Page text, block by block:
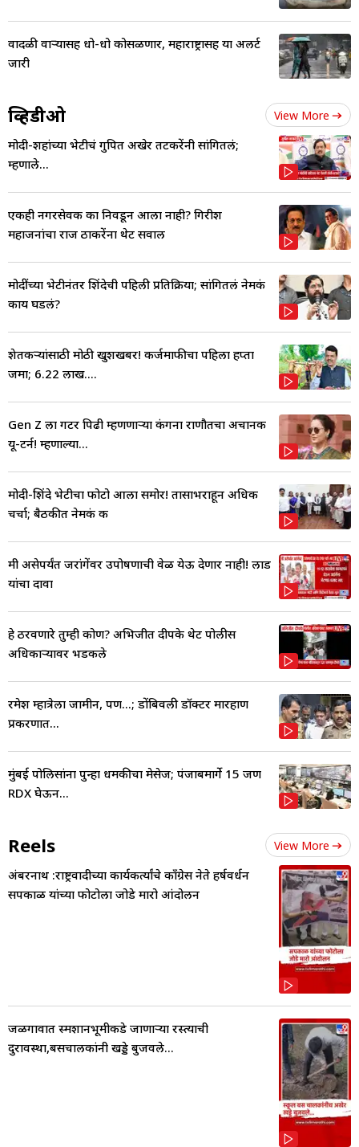
वादळी वाऱ्यासह धो-धो कोसळणार, महाराष्ट्रासह या अलर्ट
जारी
व्हिडीओ View More
मोदी-शहांच्या भेटीचं गुपित अखेर तटकरेंनी सांगितलं;
म्हणाले...
एकही नगरसेवक का निवडून आला नाही? गिरीश
महाजनांचा राज ठाकरेंना थेट सवाल
मोदींच्या भेटीनंतर शिंदेची पहिली प्रतिक्रिया; सांगितलं नेमकं
काय घडलं?
शेतकऱ्यांसाठी मोठी खुशखबर! कर्जमाफीचा पहिला हप्ता
जमा; 6.22 लाख....
Gen Z ला गटर पिढी म्हणणाऱ्या कंगना राणौतचा अचानक
यू-टर्न! म्हणाल्या...
मोदी-शिंदे भेटीचा फोटो आला समोर! तासाभराहून अधिक
चर्चा; बैठकीत नेमकं क
मी असेपर्यंत जरांगेंवर उपोषणाची वेळ येऊ देणार नाही! लाड
यांचा दावा
हे ठरवणारे तुम्ही कोण? अभिजीत दीपके थेट पोलीस
अधिकाऱ्यावर भडकले
रमेश म्हात्रेला जामीन, पण...; डोंबिवली डॉक्टर मारहाण
प्रकरणात...
मुंबई पोलिसांना पुन्हा धमकीचा मेसेज; पंजाबमार्गे 15 जण
RDX घेऊन...
Reels View More
अंबरनाथ :राष्ट्रवादीच्या कार्यकर्त्यांचे काँग्रेस नेते हर्षवर्धन
सपकाळ यांच्या फोटोला जोडे मारो आंदोलन
जळगावात स्मशानभूमीकडे जाणाऱ्या रस्त्याची
दुरावस्था,बसचालकांनी खड्डे बुजवले...